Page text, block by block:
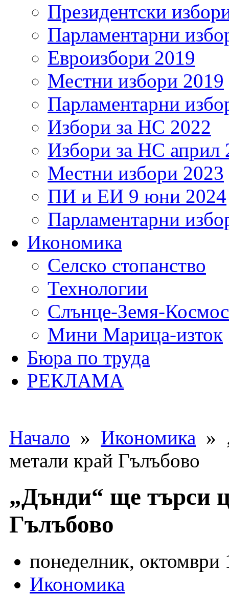
Президентски
Парламентарни
Евроизбори 2019
Местни избори 2019
Парламентарни
Избори за НС 2022
Избори за НС април
Местни избори 2023
ПИ и ЕИ 9 юни 2024
Парламентарни
Икономика
Селско стопанство
Технологии
Слънце-Земя-Космос
Мини Марица-изток
Бюра по труда
РЕКЛАМА
Начало » Икономика »
метали край Гълъбово
„Дънди“ ще търси
Гълъбово
понеделник, октомври
Икономика